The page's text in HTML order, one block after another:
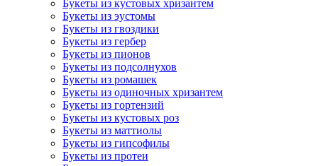
Букеты из кустовых хризантем
Букеты из эустомы
Букеты из гвоздики
Букеты из гербер
Букеты из пионов
Букеты из подсолнухов
Букеты из ромашек
Букеты из одиночных хризантем
Букеты из гортензий
Букеты из кустовых роз
Букеты из маттиолы
Букеты из гипсофилы
Букеты из протеи